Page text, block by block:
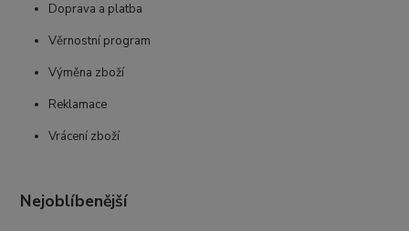
Doprava a platba
Věrnostní program
Výměna zboží
Reklamace
Vrácení zboží
Nejoblíbenější